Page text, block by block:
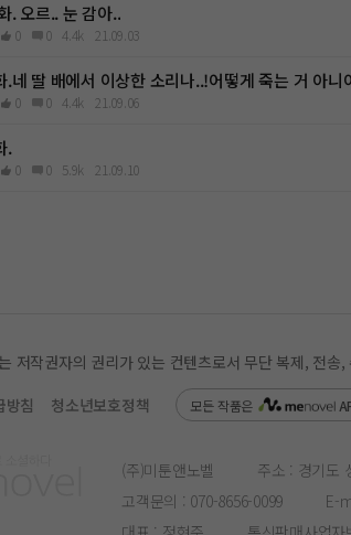
. 오르.. 눈 감아..
0 0 4.4k 21.09.03
.네 딸 배에서 이상한 소리나..!어떻게 죽는 거 아니
0 0 4.4k 21.09.06
.
0 0 5.9k 21.09.10
저작권자의 권리가 있는 컨텐츠로서 무단 복제, 전
방침 청소년보호정책 모든 작품은
(주)미툰앤노벨 주소 : 경기도
고객문의 : 070-8656-0099 E-